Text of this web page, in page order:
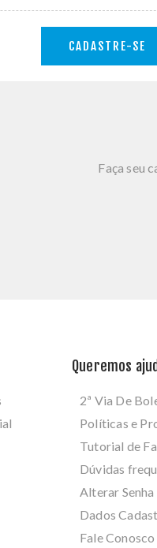
CADASTRE-SE
Faça seu
Queremos
2ª Via De
Políticas e
Tutorial de
Dúvidas
Alterar Senha
Dados
Fale Conosco